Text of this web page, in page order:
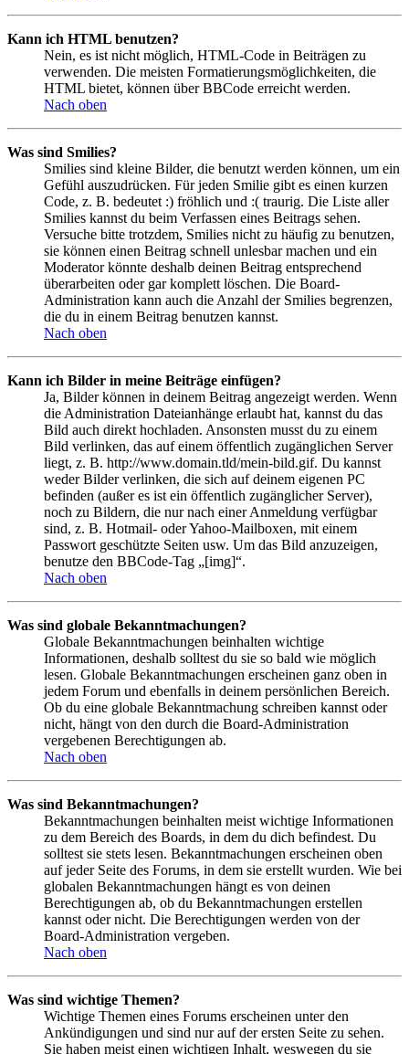
Kann ich HTML benutzen?
Nein, es ist nicht möglich, HTML-Code in Beiträgen zu
verwenden. Die meisten Formatierungsmöglichkeiten, die
HTML bietet, können über BBCode erreicht werden.
Nach oben
Was sind Smilies?
Smilies sind kleine Bilder, die benutzt werden können, um ein
Gefühl auszudrücken. Für jeden Smilie gibt es einen kurzen
Code, z. B. bedeutet :) fröhlich und :( traurig. Die Liste aller
Smilies kannst du beim Verfassen eines Beitrags sehen.
Versuche bitte trotzdem, Smilies nicht zu häufig zu benutzen,
sie können einen Beitrag schnell unlesbar machen und ein
Moderator könnte deshalb deinen Beitrag entsprechend
überarbeiten oder gar komplett löschen. Die Board-
Administration kann auch die Anzahl der Smilies begrenzen,
die du in einem Beitrag benutzen kannst.
Nach oben
Kann ich Bilder in meine Beiträge einfügen?
Ja, Bilder können in deinem Beitrag angezeigt werden. Wenn
die Administration Dateianhänge erlaubt hat, kannst du das
Bild auch direkt hochladen. Ansonsten musst du zu einem
Bild verlinken, das auf einem öffentlich zugänglichen Server
liegt, z. B. http://www.domain.tld/mein-bild.gif. Du kannst
weder Bilder verlinken, die sich auf deinem eigenen PC
befinden (außer es ist ein öffentlich zugänglicher Server),
noch zu Bildern, die nur nach einer Anmeldung verfügbar
sind, z. B. Hotmail- oder Yahoo-Mailboxen, mit einem
Passwort geschützte Seiten usw. Um das Bild anzuzeigen,
benutze den BBCode-Tag „[img]“.
Nach oben
Was sind globale Bekanntmachungen?
Globale Bekanntmachungen beinhalten wichtige
Informationen, deshalb solltest du sie so bald wie möglich
lesen. Globale Bekanntmachungen erscheinen ganz oben in
jedem Forum und ebenfalls in deinem persönlichen Bereich.
Ob du eine globale Bekanntmachung schreiben kannst oder
nicht, hängt von den durch die Board-Administration
vergebenen Berechtigungen ab.
Nach oben
Was sind Bekanntmachungen?
Bekanntmachungen beinhalten meist wichtige Informationen
zu dem Bereich des Boards, in dem du dich befindest. Du
solltest sie stets lesen. Bekanntmachungen erscheinen oben
auf jeder Seite des Forums, in dem sie erstellt wurden. Wie bei
globalen Bekanntmachungen hängt es von deinen
Berechtigungen ab, ob du Bekanntmachungen erstellen
kannst oder nicht. Die Berechtigungen werden von der
Board-Administration vergeben.
Nach oben
Was sind wichtige Themen?
Wichtige Themen eines Forums erscheinen unter den
Ankündigungen und sind nur auf der ersten Seite zu sehen.
Sie haben meist einen wichtigen Inhalt, weswegen du sie